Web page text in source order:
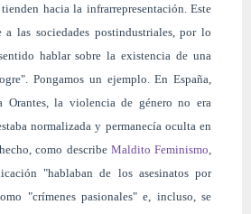
hacia la infrarrepresentación. Este
a las sociedades postindustriales, por lo
hablar sobre la existencia de una
Pongamos un ejemplo. En España,
Orantes, la violencia de género no era
normalizada y permanecía oculta en
como describe Maldito Feminismo
"hablaban de los asesinatos por
"crímenes pasionales" e, incluso, se